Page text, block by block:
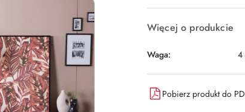
dostawa
Więcej o produkcie
Waga: 4
Pobierz produkt do